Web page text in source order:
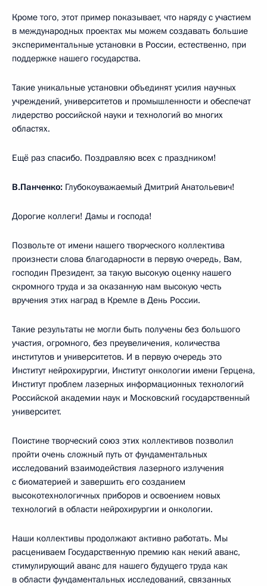
Кроме того, этот пример показывает, что наряду с участием
в международных проектах мы можем создавать большие
экспериментальные установки в России, естественно, при
поддержке нашего государства.
Такие уникальные установки объединят усилия научных
учреждений, университетов и промышленности и обеспечат
лидерство российской науки и технологий во многих
областях.
Ещё раз спасибо. Поздравляю всех с праздником!
В.Панченко: Глубокоуважаемый Дмитрий Анатольевич!
Дорогие коллеги! Дамы и господа!
Позвольте от имени нашего творческого коллектива
произнести слова благодарности в первую очередь, Вам,
господин Президент, за такую высокую оценку нашего
скромного труда и за оказанную нам высокую честь
вручения этих наград в Кремле в День России.
Такие результаты не могли быть получены без большого
участия, огромного, без преувеличения, количества
институтов и университетов. И в первую очередь это
Институт нейрохирургии, Институт онкологии имени Герцена,
Институт проблем лазерных информационных технологий
Российской академии наук и Московский государственный
университет.
Поистине творческий союз этих коллективов позволил
пройти очень сложный путь от фундаментальных
исследований взаимодействия лазерного излучения
с биоматерией и завершить его созданием
высокотехнологичных приборов и освоением новых
технологий в области нейрохирургии и онкологии.
Наши коллективы продолжают активно работать. Мы
расцениваем Государственную премию как некий аванс,
стимулирующий аванс для нашего будущего труда как
в области фундаментальных исследований, связанных